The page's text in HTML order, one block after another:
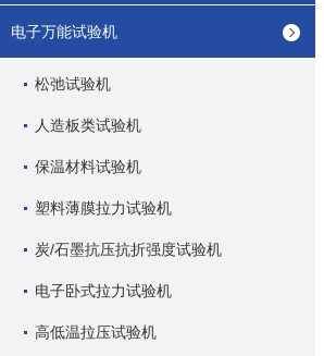
电子万能试验机
松弛试验机
人造板类试验机
保温材料试验机
塑料薄膜拉力试验机
炭/石墨抗压抗折强度试验机
电子卧式拉力试验机
高低温拉压试验机